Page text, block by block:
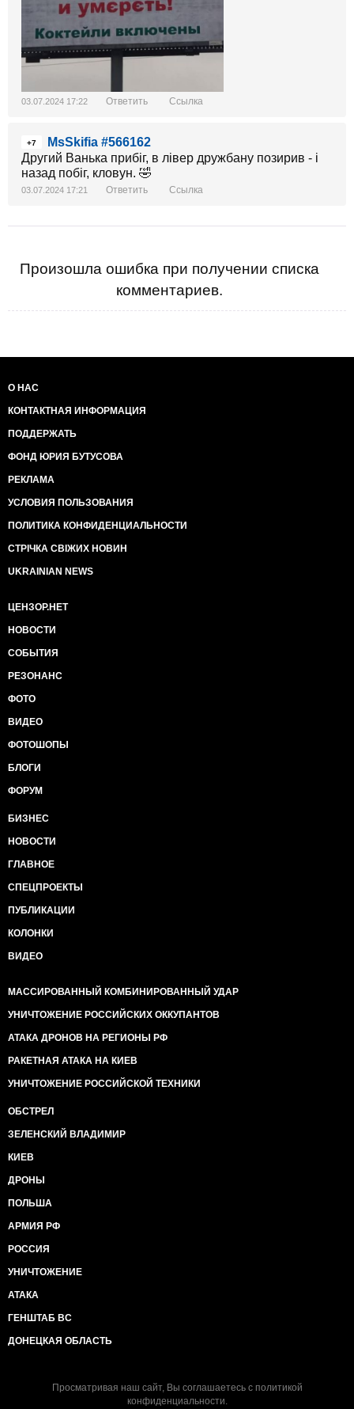
03.07.2024 17:22 Ответить Ссылка
+7
MsSkifia #566162
Другий Ванька прибіг, в лівер дружбану позирив - і
назад побіг, кловун. 🤣
03.07.2024 17:21 Ответить Ссылка
Произошла ошибка при получении списка
комментариев.
О НАС
КОНТАКТНАЯ ИНФОРМАЦИЯ
ПОДДЕРЖАТЬ
ФОНД ЮРИЯ БУТУСОВА
РЕКЛАМА
УСЛОВИЯ ПОЛЬЗОВАНИЯ
ПОЛИТИКА КОНФИДЕНЦИАЛЬНОСТИ
СТРІЧКА СВІЖИХ НОВИН
UKRAINIAN NEWS
ЦЕНЗОР.НЕТ
НОВОСТИ
СОБЫТИЯ
РЕЗОНАНС
ФОТО
ВИДЕО
ФОТОШОПЫ
БЛОГИ
ФОРУМ
БИЗНЕС
НОВОСТИ
ГЛАВНОЕ
СПЕЦПРОЕКТЫ
ПУБЛИКАЦИИ
КОЛОНКИ
ВИДЕО
МАССИРОВАННЫЙ КОМБИНИРОВАННЫЙ УДАР
УНИЧТОЖЕНИЕ РОССИЙСКИХ ОККУПАНТОВ
АТАКА ДРОНОВ НА РЕГИОНЫ РФ
РАКЕТНАЯ АТАКА НА КИЕВ
УНИЧТОЖЕНИЕ РОССИЙСКОЙ ТЕХНИКИ
ОБСТРЕЛ
ЗЕЛЕНСКИЙ ВЛАДИМИР
КИЕВ
ДРОНЫ
ПОЛЬША
АРМИЯ РФ
РОССИЯ
УНИЧТОЖЕНИЕ
АТАКА
ГЕНШТАБ ВС
ДОНЕЦКАЯ ОБЛАСТЬ
Просматривая наш сайт, Вы соглашаетесь с политикой
конфиденциальности.